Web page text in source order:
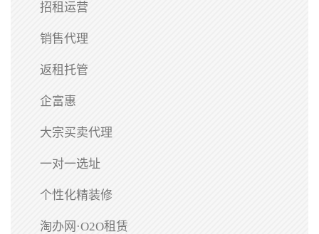
招租运营
销售代理
返租托管
企富惠
大宗买卖代理
一对一选址
个性化精装修
淘办网·O2O租赁